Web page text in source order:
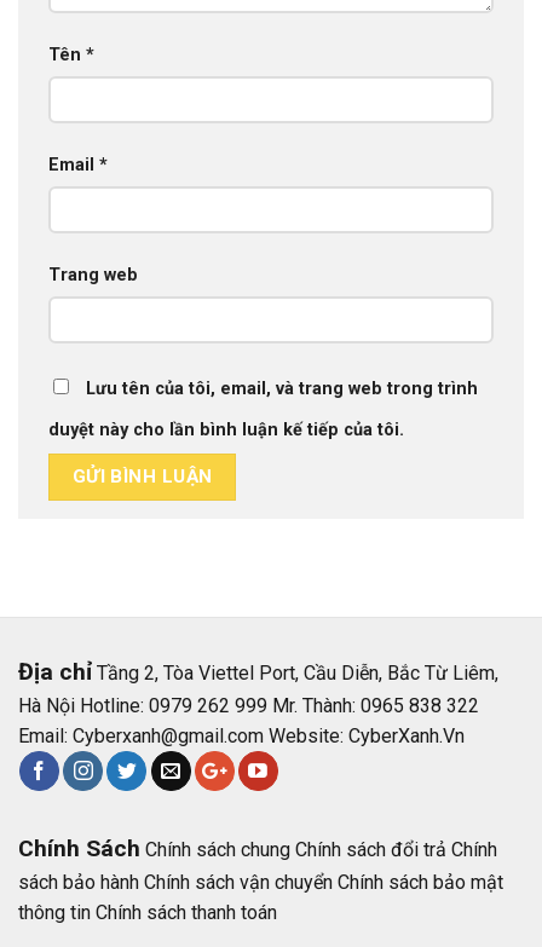
Tên *
Email *
Trang web
Lưu tên của tôi, email, và trang web trong trình
duyệt này cho lần bình luận kế tiếp của tôi.
Địa chỉTầng 2, Tòa Viettel Port, Cầu Diễn, Bắc Từ Liêm,
Hà Nội Hotline: 0979 262 999 Mr. Thành: 0965 838 322
Email: Cyberxanh@gmail.comWebsite: CyberXanh.Vn
Chính Sách Chính sách chung Chính sách đổi trả Chính
sách bảo hành Chính sách vận chuyển Chính sách bảo mật
thông tin Chính sách thanh toán